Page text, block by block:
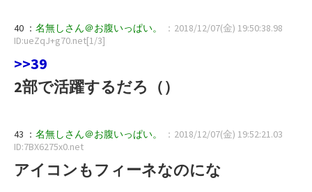
40 ： 名無しさん＠お腹いっぱい。
：2018/12/07(金) 19:50:38.98
ID:ueZqJ+g70.net[1/3]
>>39
2部で活躍するだろ（）
43 ： 名無しさん＠お腹いっぱい。
：2018/12/07(金) 19:52:21.03
ID:7BX6275x0.net
アイコンもフィーネなのにな